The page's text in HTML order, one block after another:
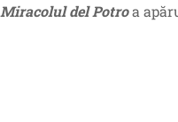
Miracolul del Potroa